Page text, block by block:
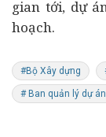
gian tới, dự
hoạch.
#Bộ Xây dựng
# Ban quản lý dự